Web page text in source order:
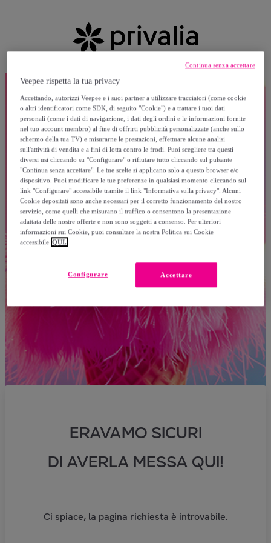
ERAVAMO SICURI
DI AVERLA MESSA QUI!
Ci spiace, la pagina richiesta è introvabile.
Veepee rispetta la tua privacy
Accettando, autorizzi Veepee e i suoi partner a utilizzare tracciatori (come cookie
o altri identificatori come SDK, di seguito "Cookie") e a trattare i tuoi dati
personali (come i dati di navigazione, i dati degli ordini e le informazioni fornite
nel tuo account membro) al fine di offrirti pubblicità personalizzate (anche sullo
schermo della tua TV) e misurarne le prestazioni, effettuare alcune analisi
sull'attività di vendita e a fini di lotta contro le frodi. Puoi scegliere tra questi
diversi usi cliccando su "Configurare" o rifiutare tutto cliccando sul pulsante
"Continua senza accettare". Le tue scelte si applicano solo a questo browser e/o
dispositivo. Puoi modificare le tue preferenze in qualsiasi momento cliccando sul
link "Configurare" accessibile tramite il link "Informativa sulla privacy". Alcuni
Cookie depositati sono anche necessari per il corretto funzionamento del nostro
servizio, come quelli che misurano il traffico o consentono la presentazione
adattata delle nostre offerte e non sono soggetti a consenso. Per ulteriori
informazioni sui Cookie, puoi consultare la nostra Politica sui Cookie
accessibile QUI.
Accettare
Configurare
Continua senza accettare